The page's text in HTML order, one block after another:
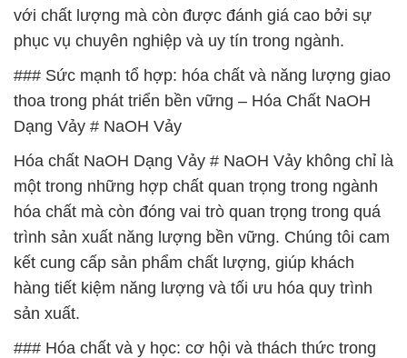
với chất lượng mà còn được đánh giá cao bởi sự
phục vụ chuyên nghiệp và uy tín trong ngành.
### Sức mạnh tổ hợp: hóa chất và năng lượng giao
thoa trong phát triển bền vững – Hóa Chất NaOH
Dạng Vảy # NaOH Vảy
Hóa chất NaOH Dạng Vảy # NaOH Vảy không chỉ là
một trong những hợp chất quan trọng trong ngành
hóa chất mà còn đóng vai trò quan trọng trong quá
trình sản xuất năng lượng bền vững. Chúng tôi cam
kết cung cấp sản phẩm chất lượng, giúp khách
hàng tiết kiệm năng lượng và tối ưu hóa quy trình
sản xuất.
### Hóa chất và y học: cơ hội và thách thức trong